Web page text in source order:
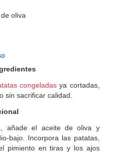
oliva
congeladas ya cortadas,
sin sacrificar calidad.
añade el aceite de oliva y
bajo. Incorpora las patatas,
pimiento en tiras y los ajos